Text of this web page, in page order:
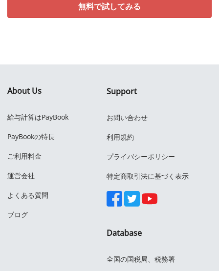
無料で試してみる
About Us
給与計算はPayBook
PayBookの特長
ご利用料金
運営会社
よくある質問
ブログ
Support
お問い合わせ
利用規約
プライバシーポリシー
特定商取引法に基づく表示
Database
全国の国税局、税務署